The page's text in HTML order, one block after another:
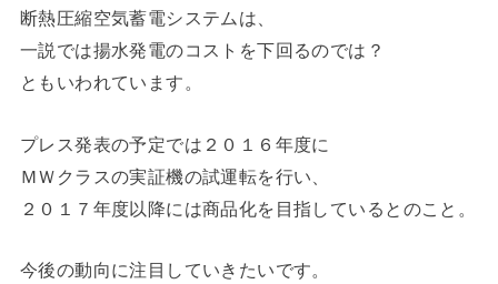
断熱圧縮空気蓄電システムは、
一説では揚水発電のコストを下回るのでは？
ともいわれています。
プレス発表の予定では２０１６年度に
ＭＷクラスの実証機の試運転を行い、
２０１７年度以降には商品化を目指しているとのこと。
今後の動向に注目していきたいです。